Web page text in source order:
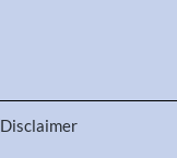
Disclaimer